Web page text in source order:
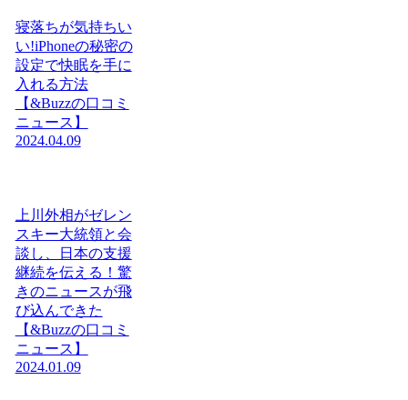
寝落ちが気持ちい
い!iPhoneの秘密の
設定で快眠を手に
入れる方法
【&Buzzの口コミ
ニュース】
2024.04.09
上川外相がゼレン
スキー大統領と会
談し、日本の支援
継続を伝える！驚
きのニュースが飛
び込んできた
【&Buzzの口コミ
ニュース】
2024.01.09